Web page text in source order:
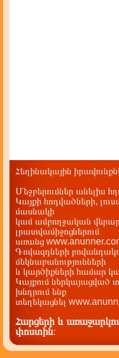
Հեղինակային
Մեջբերումներ անելիս
Կայքի հոդվածների,
մասնակի
կամ ամբողջական
լրատվամիջոցներում
առանց
Գովազդների
մեկնաբանությունների
և կարծիքների համար
Կայքում ներկայացված
խնդրում ենք
տեղեկացնել
Հարցերի և
փոստին: